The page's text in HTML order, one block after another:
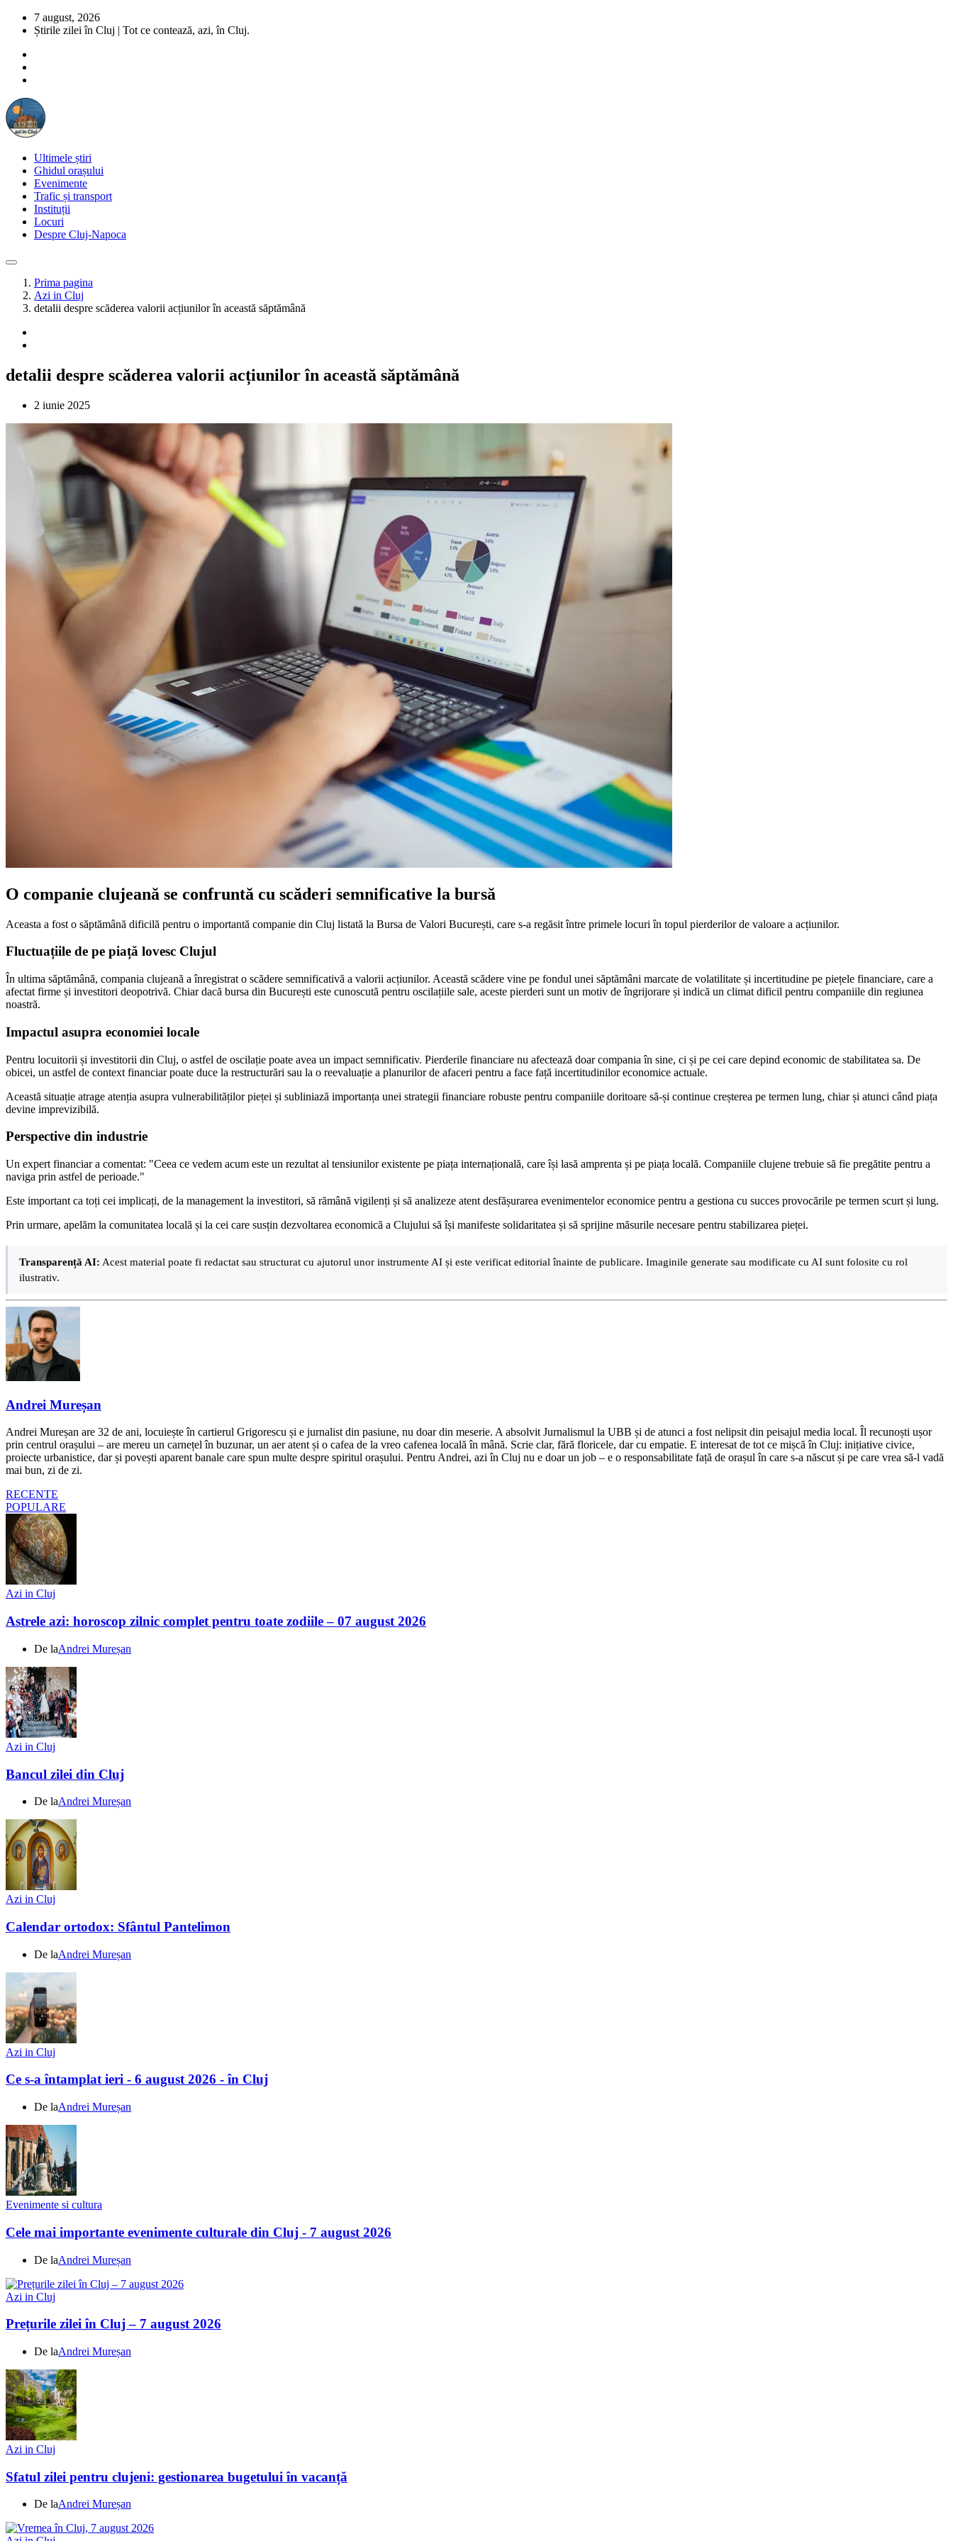
7 august, 2026
Știrile zilei în Cluj | Tot ce contează, azi, în Cluj.
Ultimele știri
Ghidul orașului
Evenimente
Trafic și transport
Instituții
Locuri
Despre Cluj-Napoca
Prima pagina
Azi in Cluj
detalii despre scăderea valorii acțiunilor în această săptămână
detalii despre scăderea valorii acțiunilor în această săptămână
2 iunie 2025
O companie clujeană se confruntă cu scăderi semnificative la bursă
Aceasta a fost o săptămână dificilă pentru o importantă companie din Cluj listată la Bursa de Valori București, care s-a regăsit între primele locuri în topul pierderilor de valoare a acțiunilor.
Fluctuațiile de pe piață lovesc Clujul
În ultima săptămână, compania clujeană a înregistrat o scădere semnificativă a valorii acțiunilor. Această scădere vine pe fondul unei săptămâni marcate de volatilitate și incertitudine pe piețele financiare, care a
afectat firme și investitori deopotrivă. Chiar dacă bursa din București este cunoscută pentru oscilațiile sale, aceste pierderi sunt un motiv de îngrijorare și indică un climat dificil pentru companiile din regiunea
noastră.
Impactul asupra economiei locale
Pentru locuitorii și investitorii din Cluj, o astfel de oscilație poate avea un impact semnificativ. Pierderile financiare nu afectează doar compania în sine, ci și pe cei care depind economic de stabilitatea sa. De
obicei, un astfel de context financiar poate duce la restructurări sau la o reevaluație a planurilor de afaceri pentru a face față incertitudinilor economice actuale.
Această situație atrage atenția asupra vulnerabilităților pieței și subliniază importanța unei strategii financiare robuste pentru companiile doritoare să-și continue creșterea pe termen lung, chiar și atunci când piața
devine imprevizibilă.
Perspective din industrie
Un expert financiar a comentat: "Ceea ce vedem acum este un rezultat al tensiunilor existente pe piața internațională, care își lasă amprenta și pe piața locală. Companiile clujene trebuie să fie pregătite pentru a
naviga prin astfel de perioade."
Este important ca toți cei implicați, de la management la investitori, să rămână vigilenți și să analizeze atent desfășurarea evenimentelor economice pentru a gestiona cu succes provocările pe termen scurt și lung.
Prin urmare, apelăm la comunitatea locală și la cei care susțin dezvoltarea economică a Clujului să își manifeste solidaritatea și să sprijine măsurile necesare pentru stabilizarea pieței.
Transparență AI: Acest material poate fi redactat sau structurat cu ajutorul unor instrumente AI și este verificat editorial înainte de publicare. Imaginile generate sau modificate cu AI sunt folosite cu rol
ilustrativ.
Andrei Mureșan
Andrei Mureșan are 32 de ani, locuiește în cartierul Grigorescu și e jurnalist din pasiune, nu doar din meserie. A absolvit Jurnalismul la UBB și de atunci a fost nelipsit din peisajul media local. Îl recunoști ușor
prin centrul orașului – are mereu un carnețel în buzunar, un aer atent și o cafea de la vreo cafenea locală în mână. Scrie clar, fără floricele, dar cu empatie. E interesat de tot ce mișcă în Cluj: inițiative civice,
proiecte urbanistice, dar și povești aparent banale care spun multe despre spiritul orașului. Pentru Andrei, azi în Cluj nu e doar un job – e o responsabilitate față de orașul în care s-a născut și pe care vrea să-l vadă
mai bun, zi de zi.
RECENTE
POPULARE
Azi in Cluj
Astrele azi: horoscop zilnic complet pentru toate zodiile – 07 august 2026
De laAndrei Mureșan
Azi in Cluj
Bancul zilei din Cluj
De laAndrei Mureșan
Azi in Cluj
Calendar ortodox: Sfântul Pantelimon
De laAndrei Mureșan
Azi in Cluj
Ce s-a întamplat ieri - 6 august 2026 - în Cluj
De laAndrei Mureșan
Evenimente si cultura
Cele mai importante evenimente culturale din Cluj - 7 august 2026
De laAndrei Mureșan
Azi in Cluj
Prețurile zilei în Cluj – 7 august 2026
De laAndrei Mureșan
Azi in Cluj
Sfatul zilei pentru clujeni: gestionarea bugetului în vacanță
De laAndrei Mureșan